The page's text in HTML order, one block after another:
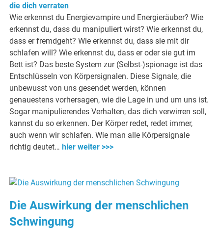
die dich verraten
Wie erkennst du Energievampire und Energieräuber? Wie
erkennst du, dass du manipuliert wirst? Wie erkennst du,
dass er fremdgeht? Wie erkennst du, dass sie mit dir
schlafen will? Wie erkennst du, dass er oder sie gut im
Bett ist? Das beste System zur (Selbst-)spionage ist das
Entschlüsseln von Körpersignalen. Diese Signale, die
unbewusst von uns gesendet werden, können
genauestens vorhersagen, wie die Lage in und um uns ist.
Sogar manipulierendes Verhalten, das dich verwirren soll,
kannst du so erkennen. Der Körper redet, redet immer,
auch wenn wir schlafen. Wie man alle Körpersignale
richtig deutet… hier weiter >>>
Die Auswirkung der menschlichen
Schwingung